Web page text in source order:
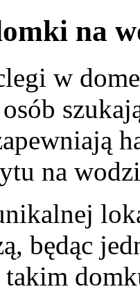
na
w
na
będąc